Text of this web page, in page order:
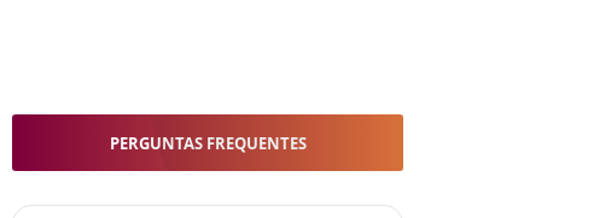
PERGUNTAS FREQUENTES